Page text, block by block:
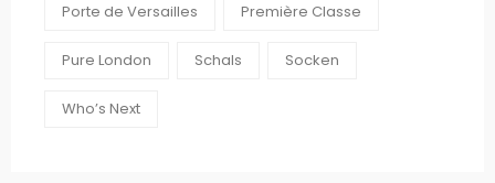
Porte de Versailles Première Classe
Pure London Schals Socken
Who’s Next